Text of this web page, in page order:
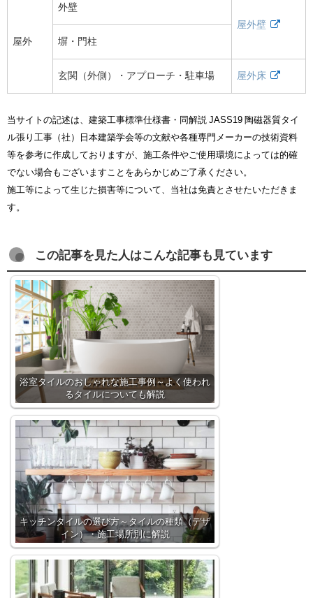
屋外
外壁
屋外壁
塀・門柱
玄関（外側）・アプローチ・駐車場 屋外床
当サイトの記述は、建築工事標準仕様書・同解説 JASS19 陶磁器質タイ
ル張り工事（社）日本建築学会等の文献や各種専門メーカーの技術資料
等を参考に作成しておりますが、施工条件やご使用環境によっては的確
でない場合もございますことをあらかじめご了承ください。
施工等によって生じた損害等について、当社は免責とさせたいただきま
す。
この記事を見た人はこんな記事も見ています
浴室タイルのおしゃれな施工事例～よく使われ
るタイルについても解説
キッチンタイルの選び方～タイルの種類（デザ
イン）・施工場所別に解説